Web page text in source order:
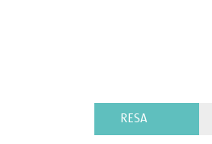
RESA